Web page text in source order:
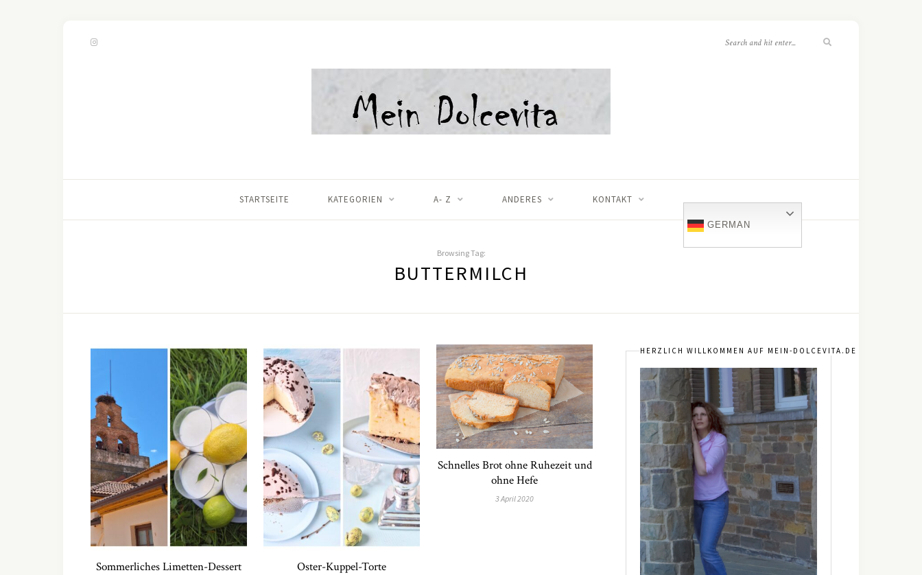
STARTSEITE KATEGORIEN A- Z ANDERES KONTAKT
GERMAN
Browsing Tag:
BUTTERMILCH
Sommerliches Limetten-Dessert Oster-Kuppel-Torte
Schnelles Brot ohne Ruhezeit und
ohne Hefe
3 April 2020
HERZLICH WILLKOMMEN AUF MEIN-DOLCEVITA.DE